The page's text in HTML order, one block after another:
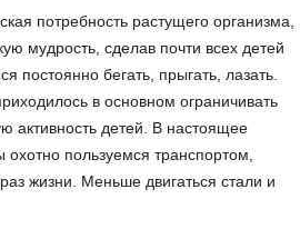
потребность растущего организма,
мудрость, сделав почти всех детей
постоянно бегать, прыгать, лазать.
в основном ограничивать
активность детей. В настоящее
пользуемся транспортом,
жизни. Меньше двигаться стали и